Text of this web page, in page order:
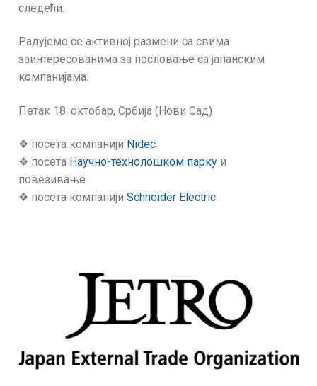
следећи.
Радујемо се активној размени са свима
заинтересованима за пословање са јапанским
компанијама.
Петак 18. октобар, Србија (Нови Сад)
❖ посета компанији Nidec
❖ посета Научно-технолошком парку и
повезивање
❖ посета компанији Schneider Electric